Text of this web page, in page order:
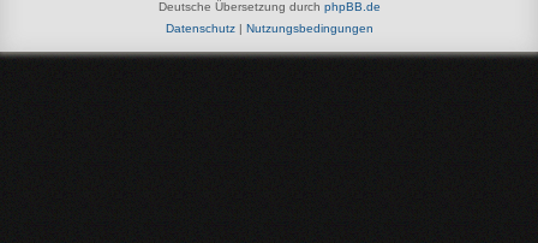
Deutsche Übersetzung durch phpBB.de
Datenschutz| Nutzungsbedingungen